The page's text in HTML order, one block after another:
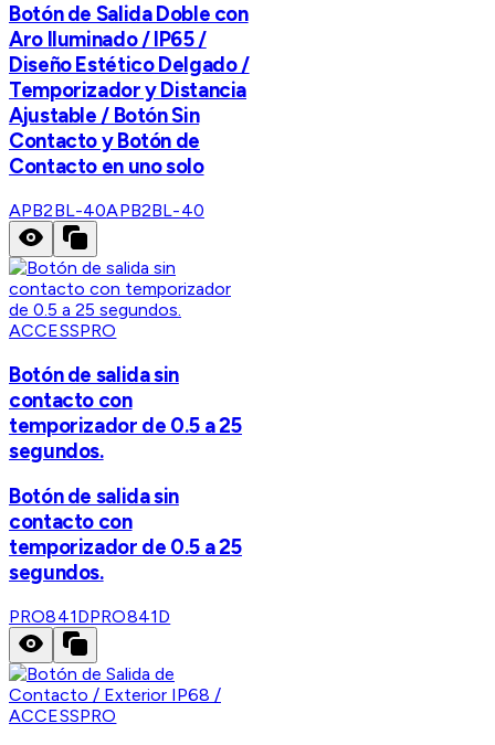
Botón de Salida Doble con
Aro Iluminado / IP65 /
Diseño Estético Delgado /
Temporizador y Distancia
Ajustable / Botón Sin
Contacto y Botón de
Contacto en uno solo
APB2BL-40APB2BL-40
ACCESSPRO
Botón de salida sin
contacto con
temporizador de 0.5 a 25
segundos.
Botón de salida sin
contacto con
temporizador de 0.5 a 25
segundos.
PRO841DPRO841D
ACCESSPRO